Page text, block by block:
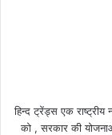
हिन्द ट्रेंड्स एक
को , सरकार की